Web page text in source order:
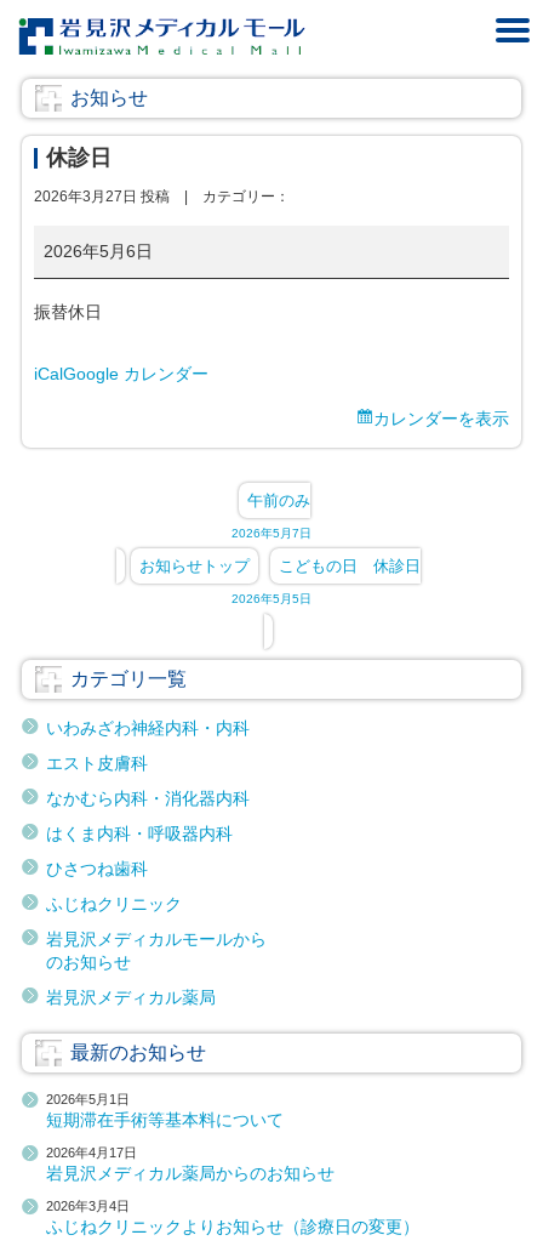
お知らせ
休診日
2026年3月27日 投稿 | カテゴリー：
日
2026年5月6日
振替休日
iCalGoogle カレンダー
カレンダーを表示
午前のみ
2026年5月7日
お知らせトップ こどもの日 休診日
2026年5月5日
カテゴリ一覧
いわみざわ神経内科・内科
エスト皮膚科
なかむら内科・消化器内科
はくま内科・呼吸器内科
ひさつね歯科
ふじねクリニック
岩見沢メディカルモールから
のお知らせ
岩見沢メディカル薬局
最新のお知らせ
2026年5月1日
短期滞在手術等基本料について
2026年4月17日
岩見沢メディカル薬局からのお知らせ
2026年3月4日
ふじねクリニックよりお知らせ（診療日の変更）